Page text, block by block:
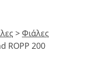
>Φιάλες
ROPP 200